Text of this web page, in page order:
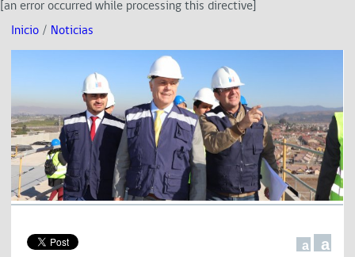
[an error occurred while processing this directive]
Inicio / Noticias
a a